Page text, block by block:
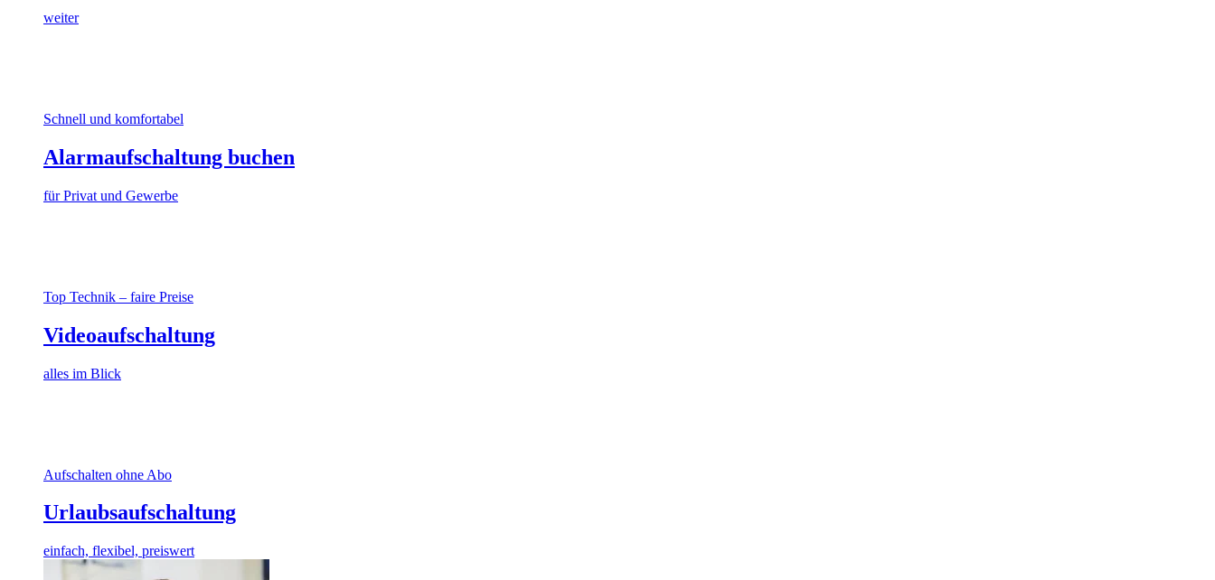
weiter
Schnell und komfortabel
Alarmaufschaltung buchen
für Privat und Gewerbe
Top Technik – faire Preise
Videoaufschaltung
alles im Blick
Aufschalten ohne Abo
Urlaubsaufschaltung
einfach, flexibel, preiswert